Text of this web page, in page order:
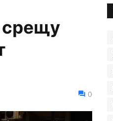
срещу
0